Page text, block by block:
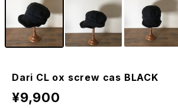
Dari CL ox screw cas BLACK
¥9,900